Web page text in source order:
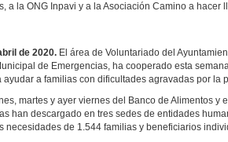
a la ONG Inpavi y a la Asociación Camino a
de 2020. El área de Voluntariado del
de Emergencias, ha cooperado esta
a familias con dificultades agravadas por la
martes y ayer viernes del Banco de Alimentos y
han descargado en tres sedes de entidades
necesidades de 1.544 familias y beneficiarios